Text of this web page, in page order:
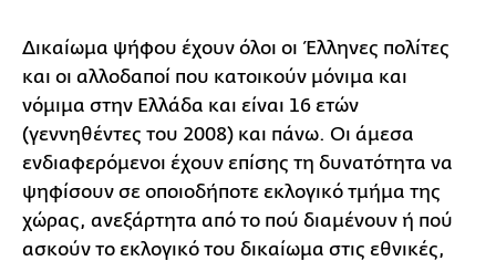
Δικαίωμα ψήφου έχουν όλοι οι Έλληνες πολίτες
και οι αλλοδαποί που κατοικούν μόνιμα και
νόμιμα στην Ελλάδα και είναι 16 ετών
(γεννηθέντες του 2008) και πάνω. Οι άμεσα
ενδιαφερόμενοι έχουν επίσης τη δυνατότητα να
ψηφίσουν σε οποιοδήποτε εκλογικό τμήμα της
χώρας, ανεξάρτητα από το πού διαμένουν ή πού
ασκούν το εκλογικό του δικαίωμα στις εθνικές,